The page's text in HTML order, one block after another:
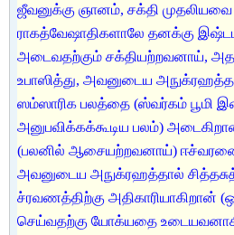
ஜீவனுக்கு ஞானம், சக்தி
ராகத்வேஷாதிகளாலே தனக்கு
அடைவதற்கும் சக்தியற்றவனாய்,
உபாஸித்து, அவனுடைய
ஸம்ஸாரிக பலத்தை (ஸ்வர்கம் பூமி
அனுபவிக்கக்கூடிய பலம்)
(பலனில் ஆசையற்றவனாய்) ஈச்வரனை
அவனுடைய அநுக்ரஹத்தால்
ச்ரவணத்திற்கு அதிகாரியாகிறான்
செய்வதற்கு யோக்யதை